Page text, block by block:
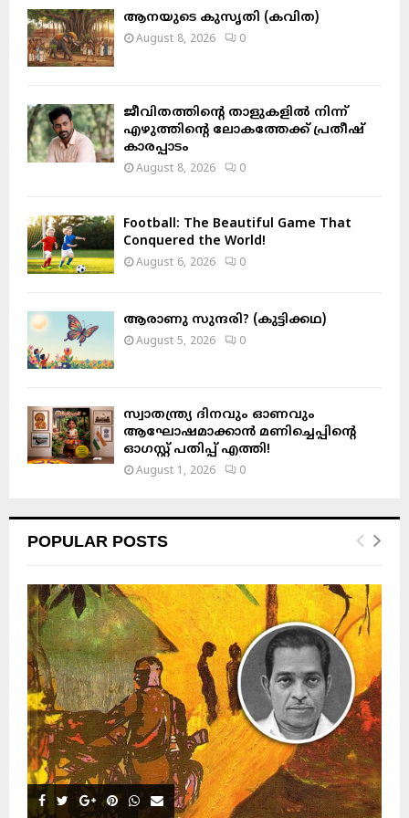
o
r
:
ആനയുടെ കുസൃതി (കവിത)
August 8, 2026 0
ജീവിതത്തിന്റെ താളുകളിൽ നിന്ന്
എഴുത്തിന്റെ ലോകത്തേക്ക് പ്രതീഷ്
കാരപ്പാടം
August 8, 2026 0
Football: The Beautiful Game That
Conquered the World!
August 6, 2026 0
ആരാണു സുന്ദരി? (കുട്ടിക്കഥ)
August 5, 2026 0
സ്വാതന്ത്ര്യ ദിനവും ഓണവും
ആഘോഷമാക്കാൻ മണിച്ചെപ്പിന്റെ
ഓഗസ്റ്റ് പതിപ്പ് എത്തി!
August 1, 2026 0
POPULAR POSTS